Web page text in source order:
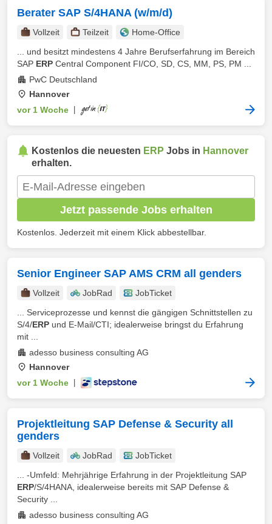
Berater SAP S/4HANA (w/m/d)
Vollzeit Teilzeit
Home-Office
... und besitzt mindestens 4 Jahre Berufserfahrung im Bereich
SAP ERP Central Component FI/CO, SD, CS, MM, PS, PM ...
PwC Deutschland
Hannover
vor 1 Woche
Kostenlos die neuesten ERP Jobs in Hannover
erhalten.
Jetzt passende Jobs erhalten
Kostenlos. Jederzeit mit einem Klick abbestellbar.
Senior Engineer SAP AMS CRM all genders
Vollzeit JobRad
JobTicket
... Serviceprozesse und kennst die gängigen Schnittstellen zu
S/4/ERP und E-Mail/CTI; idealerweise bringst du Erfahrung
mit ...
adesso business consulting AG
Hannover
vor 1 Woche
Projektleitung SAP Defense & Security all
genders
Vollzeit JobRad
JobTicket
... -Umfeld: Mehrjährige Erfahrung in der Projektleitung SAP
ERP/S/4HANA, idealerweise bereits mit SAP Defense &
Security ...
adesso business consulting AG